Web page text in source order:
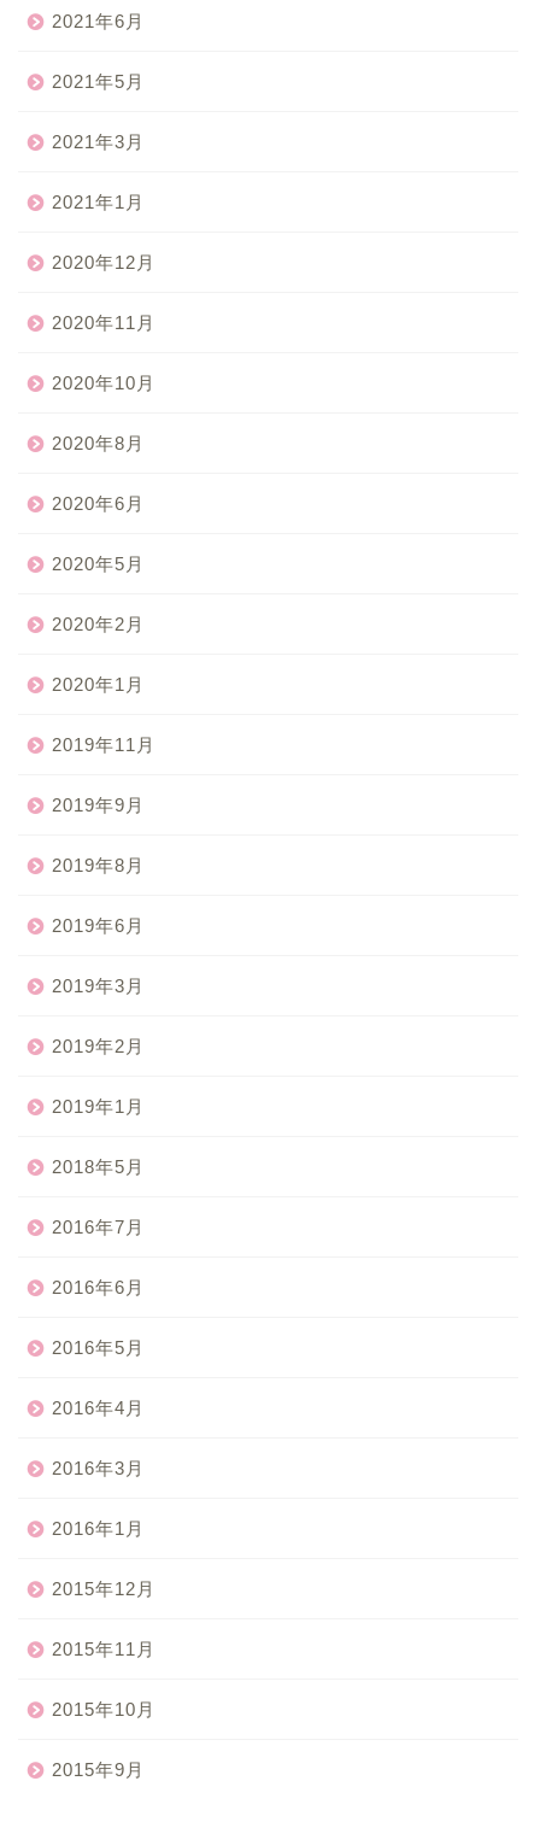
2021年6月
2021年5月
2021年3月
2021年1月
2020年12月
2020年11月
2020年10月
2020年8月
2020年6月
2020年5月
2020年2月
2020年1月
2019年11月
2019年9月
2019年8月
2019年6月
2019年3月
2019年2月
2019年1月
2018年5月
2016年7月
2016年6月
2016年5月
2016年4月
2016年3月
2016年1月
2015年12月
2015年11月
2015年10月
2015年9月